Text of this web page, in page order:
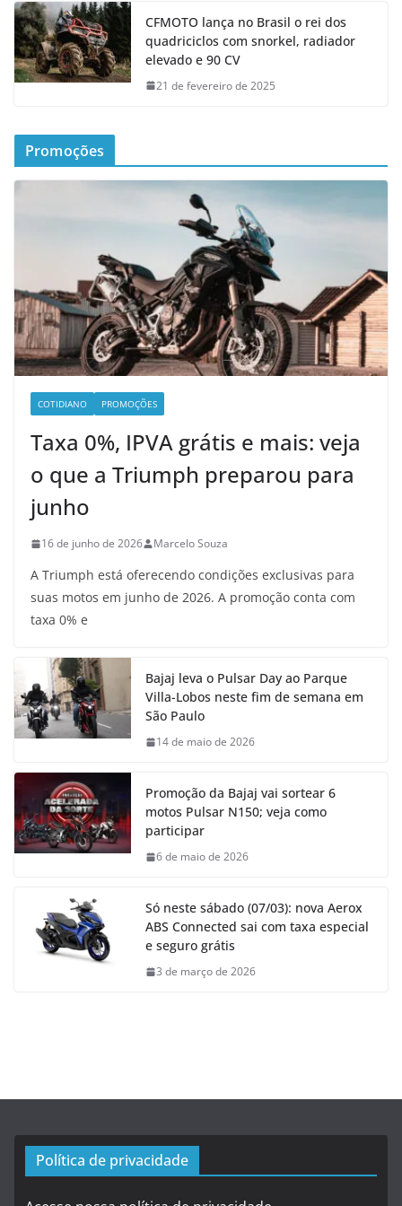
CFMOTO lança no Brasil o rei dos
quadriciclos com snorkel, radiador
elevado e 90 CV
21 de fevereiro de 2025
Promoções
COTIDIANO PROMOÇÕES
Taxa 0%, IPVA grátis e mais: veja
o que a Triumph preparou para
junho
16 de junho de 2026 Marcelo Souza
A Triumph está oferecendo condições exclusivas para
suas motos em junho de 2026. A promoção conta com
taxa 0% e
Bajaj leva o Pulsar Day ao Parque
Villa-Lobos neste fim de semana em
São Paulo
14 de maio de 2026
Promoção da Bajaj vai sortear 6
motos Pulsar N150; veja como
participar
6 de maio de 2026
Só neste sábado (07/03): nova Aerox
ABS Connected sai com taxa especial
e seguro grátis
3 de março de 2026
Política de privacidade